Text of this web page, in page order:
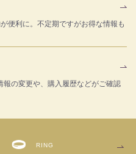
便利に。不定期ですがお得な情報も
の変更や、購入履歴などがご確認
RING